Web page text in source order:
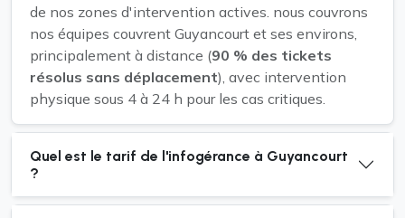
de nos zones d'intervention actives. nous couvrons
nos équipes couvrent Guyancourt et ses environs,
principalement à distance (90 % des tickets
résolus sans déplacement), avec intervention
physique sous 4 à 24 h pour les cas critiques.
Quel est le tarif de l'infogérance à Guyancourt
?